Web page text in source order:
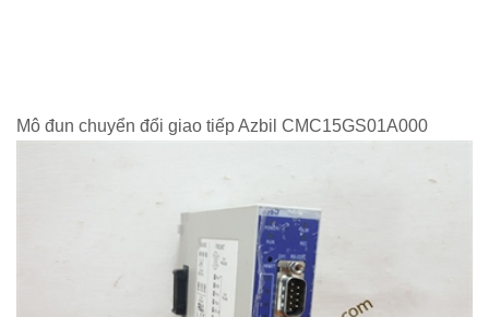
Mô đun chuyển đổi giao tiếp Azbil CMC15GS01A000